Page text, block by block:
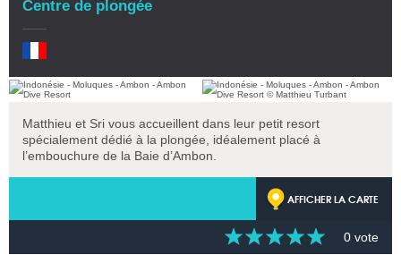
Centre de plongée
Matthieu et Sri vous accueillent dans leur petit resort
spécialement dédié à la plongée, idéalement placé à
l’embouchure de la Baie d’Ambon.
AFFICHER LA CARTE
0 vote